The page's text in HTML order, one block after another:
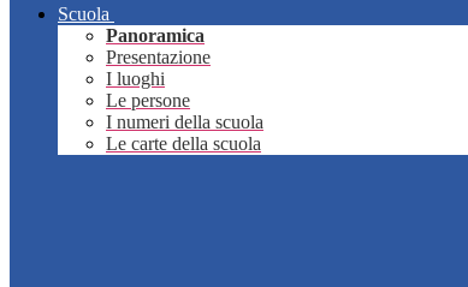
Scuola
Panoramica
Presentazione
I luoghi
Le persone
I numeri della scuola
Le carte della scuola